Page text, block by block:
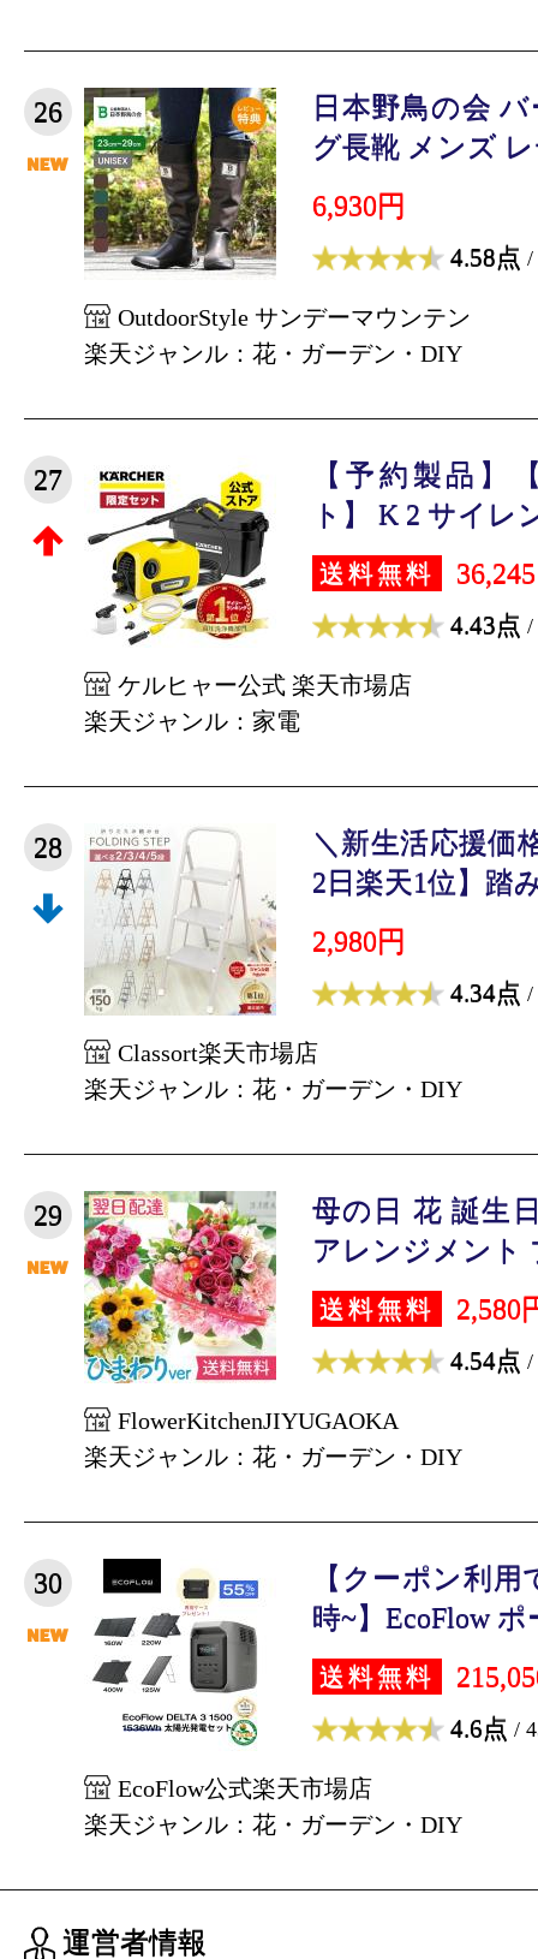
26
日本野鳥の会
グ長靴 メンズ
6,930円
4.58点 /
OutdoorStyle サンデーマウンテン
楽天ジャンル：花・ガーデン・DIY
27
【予約製品】
ト】 K 2 サイレ
送料無料
4.43点 /
ケルヒャー公式 楽天市場店
楽天ジャンル：家電
28
＼新生活応援価
2日楽天1位】踏
2,980円
4.34点 /
Classort楽天市場店
楽天ジャンル：花・ガーデン・DIY
29
母の日 花 誕生
アレンジメント
送料無料 2,580
4.54点 /
FlowerKitchenJIYUGAOKA
楽天ジャンル：花・ガーデン・DIY
30
【クーポン利用
時~】EcoFlow ポ
送料無料
4.6点 /
EcoFlow公式楽天市場店
楽天ジャンル：花・ガーデン・DIY
運営者情報